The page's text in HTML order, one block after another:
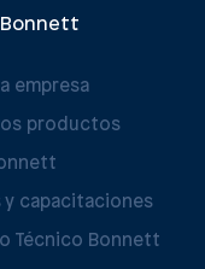
Bonnett
empresa
productos
y capacitaciones
Técnico Bonnett